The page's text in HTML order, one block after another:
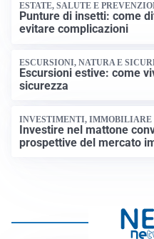
ESTATE, SALUTE E
Punture di insetti: come
evitare complicazioni
ESCURSIONI, NATURA E
Escursioni estive: come
sicurezza
INVESTIMENTI, IMMOBILIARE
Investire nel mattone
prospettive del mercato